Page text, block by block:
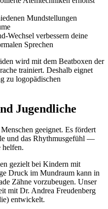
Mundstellungen
Wechsel verbessern deine
Sprechen
wird mit dem Beatboxen der
trainiert. Deshalb eignet
zu logopädischen
Jugendliche
geeignet. Es fördert
und das Rhythmusgefühl —
helfen.
gezielt bei Kindern mit
Druck im Mundraum kann in
Zähne vorzubeugen. Unser
mit Dr. Andrea Freudenberg
entwickelt.